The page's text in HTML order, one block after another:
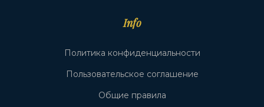
Info
Политика конфиденциальности
Пользовательское соглашение
Общие правила